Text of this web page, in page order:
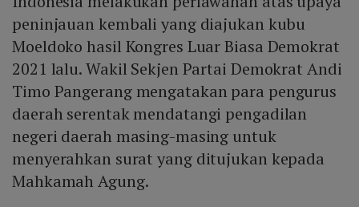
peninjauan kembali yang diajukan kubu
Moeldoko hasil Kongres Luar Biasa Demokrat
2021 lalu. Wakil Sekjen Partai Demokrat Andi
Timo Pangerang mengatakan para pengurus
daerah serentak mendatangi pengadilan
negeri daerah masing-masing untuk
menyerahkan surat yang ditujukan kepada
Mahkamah Agung.